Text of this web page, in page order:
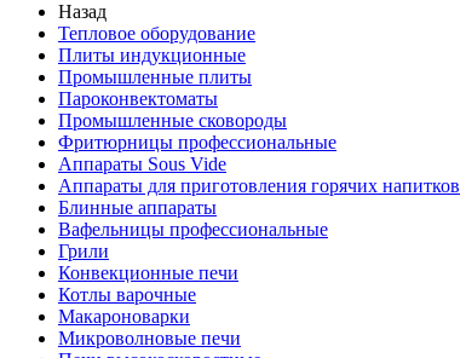
Назад
Тепловое оборудование
Плиты индукционные
Промышленные плиты
Пароконвектоматы
Промышленные сковороды
Фритюрницы профессиональные
Аппараты Sous Vide
Аппараты для приготовления горячих напитков
Блинные аппараты
Вафельницы профессиональные
Грили
Конвекционные печи
Котлы варочные
Макароноварки
Микроволновые печи